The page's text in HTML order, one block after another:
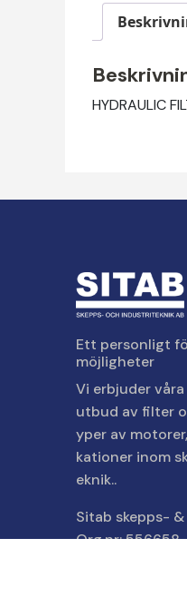
HYDRAULIC
Ett personligt
möjligheter
Vi erbjuder
utbud av filter
yper av
kationer inom
eknik..
Sitab skepps-
Org.nr: